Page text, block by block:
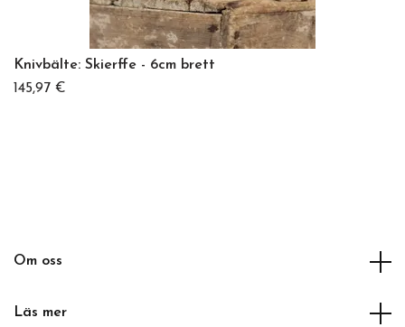
Knivbälte: Skierffe - 6cm brett
145,97 €
Om oss
Läs mer